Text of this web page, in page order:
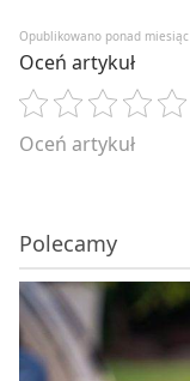
Opublikowano ponad
Oceń artykuł
Oceń artykuł
Polecamy